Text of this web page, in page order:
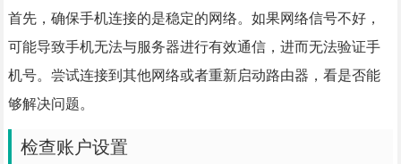
首先，确保手机连接的是稳定的网络。如果网络信号不好，
可能导致手机无法与服务器进行有效通信，进而无法验证手
机号。尝试连接到其他网络或者重新启动路由器，看是否能
够解决问题。
检查账户设置